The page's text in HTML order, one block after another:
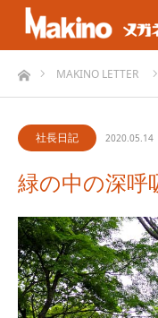
ホームMAKINO LETTER
社長日記 2020.05.14
緑の中の深呼